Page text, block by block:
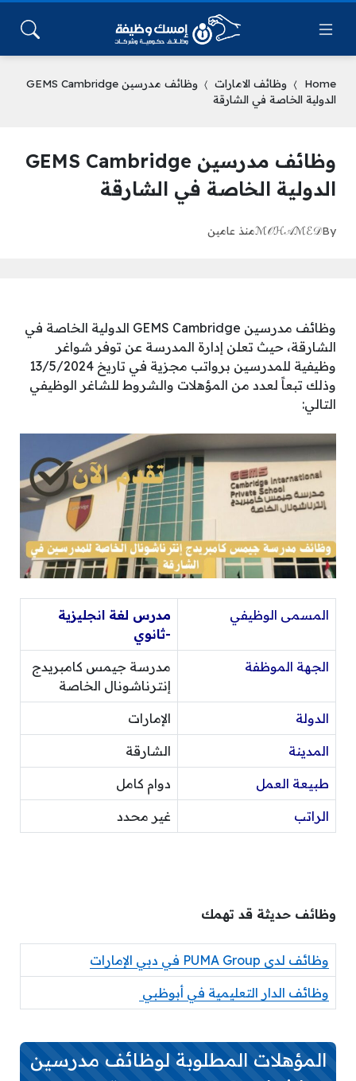
Home وظائف الامارات
وظائف مدرسين GEMS Cambridge
الدولية الخاصة في الشارقة
وظائف مدرسين GEMS Cambridge
الدولية الخاصة في الشارقة
By
ℳ𝒪ℋ𝒜ℳℰ𝒟منذ عامين
وظائف مدرسين GEMS Cambridge الدولية الخاصة في
الشارقة، حيث تعلن إدارة المدرسة عن توفر شواغر
وظيفية للمدرسين برواتب مجزية في تاريخ 13/5/2024
وذلك تبعاً لعدد من المؤهلات والشروط للشاغر الوظيفي
التالي:
المسمى الوظيفي
مدرس لغة انجليزية
-ثانوي
الجهة الموظفة
مدرسة جيمس كامبريدج
إنترناشونال الخاصة
الدولة الإمارات
المدينة الشارقة
طبيعة العمل دوام كامل
الراتب غير محدد
وظائف حديثة قد تهمك
وظائف لدى PUMA Group في دبي الإمارات
وظائف الدار التعليمية في أبوظبي
المؤهلات المطلوبة لوظائف مدرسين